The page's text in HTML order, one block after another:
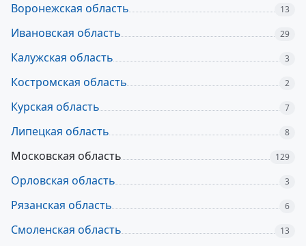
Воронежская область 13
Ивановская область 29
Калужская область 3
Костромская область 2
Курская область 7
Липецкая область 8
Московская область 129
Орловская область 3
Рязанская область 6
Смоленская область 13